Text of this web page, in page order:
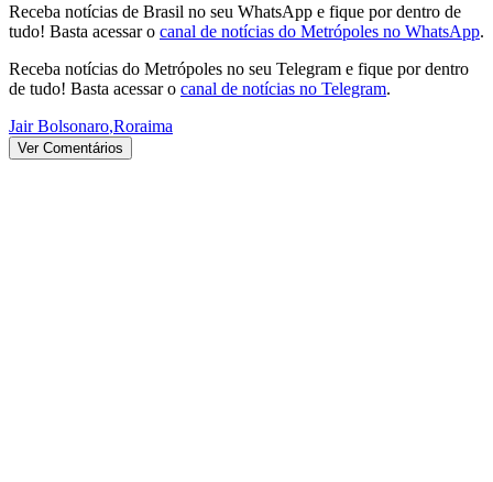
Receba notícias de Brasil no seu WhatsApp e fique por dentro de
tudo! Basta acessar o canal de notícias do Metrópoles no WhatsApp.
Receba notícias do Metrópoles no seu Telegram e fique por dentro
de tudo! Basta acessar o canal de notícias no Telegram.
Jair Bolsonaro,Roraima
Ver Comentários